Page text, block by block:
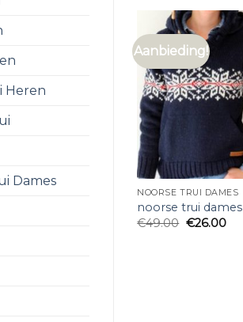
Heren
Dames
Aanbieding!
NOORSE TRUI DAMES
noorse trui dames
€49.00 €26.00